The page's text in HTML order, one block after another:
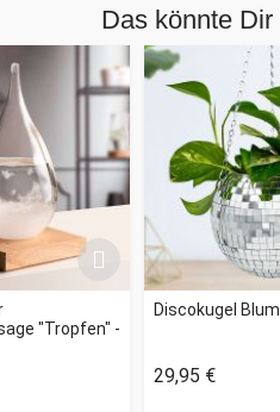
Das könnte
"Tropfen" -
Discokugel
29,95 €